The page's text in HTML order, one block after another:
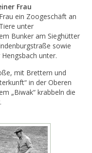
Frau
ein Zoogeschäft an
unter
Bunker am Sieghütter
sowie
unter.
mit Brettern und
in der Oberen
„Biwak“ krabbeln die